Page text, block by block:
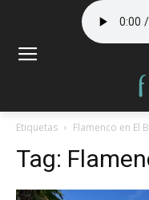
Etiquetas Flamenco en El
Tag: